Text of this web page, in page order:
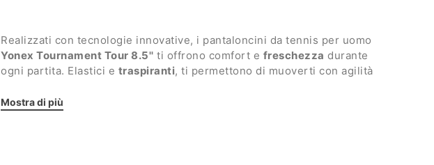
Realizzati con tecnologie innovative, i pantaloncini da tennis per uomo
Yonex Tournament Tour 8.5'' ti offrono comfort e freschezza durante
ogni partita. Elastici e traspiranti, ti permettono di muoverti con agilità
Dettagli:
Mostra di più